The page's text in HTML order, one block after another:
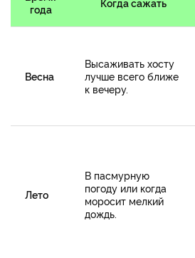
года
Когда сажать
Весна
Высаживать хосту
лучше всего ближе
к вечеру.
Лето
В пасмурную
погоду или когда
моросит мелкий
дождь.